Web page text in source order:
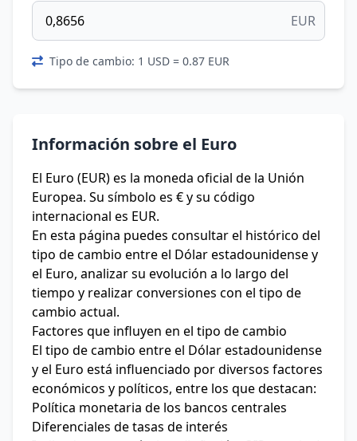
EUR
Tipo de cambio: 1 USD = 0.87 EUR
Información sobre el Euro
El Euro (EUR) es la moneda oficial de la Unión
Europea. Su símbolo es € y su código
internacional es EUR.
En esta página puedes consultar el histórico del
tipo de cambio entre el Dólar estadounidense y
el Euro, analizar su evolución a lo largo del
tiempo y realizar conversiones con el tipo de
cambio actual.
Factores que influyen en el tipo de cambio
El tipo de cambio entre el Dólar estadounidense
y el Euro está influenciado por diversos factores
económicos y políticos, entre los que destacan:
Política monetaria de los bancos centrales
Diferenciales de tasas de interés